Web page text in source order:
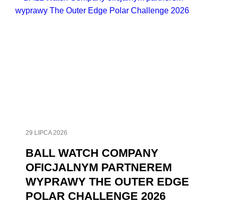
29 LIPCA 2026
BALL WATCH COMPANY
OFICJALNYM PARTNEREM
WYPRAWY THE OUTER EDGE
POLAR CHALLENGE 2026